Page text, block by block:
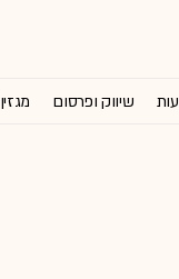
שיווק ופרסום מגזין G